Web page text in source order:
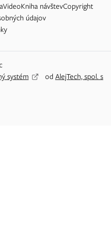
VideoKniha návštevCopyright
údajov
systém od AlejTech, spol. s